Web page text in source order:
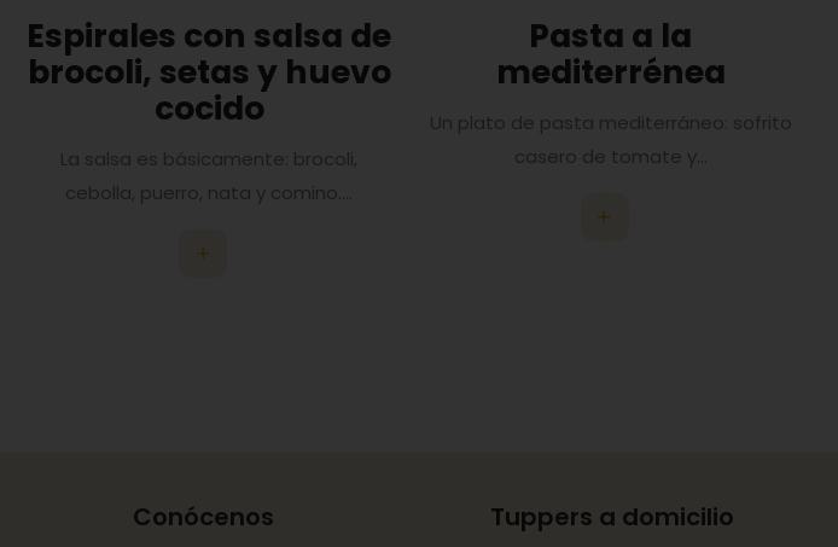
Espirales con salsa de
brocoli, setas y huevo
cocido
La salsa es básicamente: brocoli,
cebolla, puerro, nata y comino....
Pasta a la
mediterrénea
Un plato de pasta mediterráneo: sofrito
casero de tomate y...
Conócenos Tuppers a domicilio